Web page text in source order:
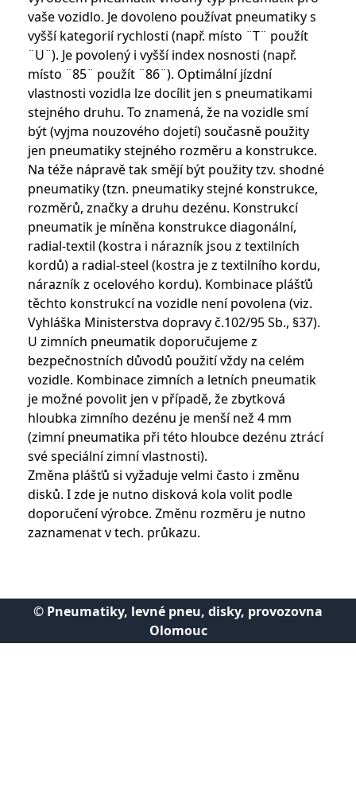
vaše vozidlo. Je dovoleno používat pneumatiky s
vyšší kategorií rychlosti (např. místo ¨T¨ použít
¨U¨). Je povolený i vyšší index nosnosti (např.
místo ¨85¨ použít ¨86¨). Optimální jízdní
vlastnosti vozidla lze docílit jen s pneumatikami
stejného druhu. To znamená, že na vozidle smí
být (vyjma nouzového dojetí) současně použity
jen pneumatiky stejného rozměru a konstrukce.
Na téže nápravě tak smějí být použity tzv. shodné
pneumatiky (tzn. pneumatiky stejné konstrukce,
rozměrů, značky a druhu dezénu. Konstrukcí
pneumatik je míněna konstrukce diagonální,
radial-textil (kostra i nárazník jsou z textilních
kordů) a radial-steel (kostra je z textilního kordu,
nárazník z ocelového kordu). Kombinace plášťů
těchto konstrukcí na vozidle není povolena (viz.
Vyhláška Ministerstva dopravy č.102/95 Sb., §37).
U zimních pneumatik doporučujeme z
bezpečnostních důvodů použití vždy na celém
vozidle. Kombinace zimních a letních pneumatik
je možné povolit jen v případě, že zbytková
hloubka zimního dezénu je menší než 4 mm
(zimní pneumatika při této hloubce dezénu ztrácí
své speciální zimní vlastnosti).
Změna plášťů si vyžaduje velmi často i změnu
disků. I zde je nutno disková kola volit podle
doporučení výrobce. Změnu rozměru je nutno
zaznamenat v tech. průkazu.
© Pneumatiky, levné pneu, disky, provozovna
Olomouc